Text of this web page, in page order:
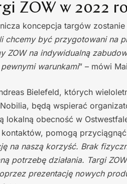
ZOW w 2022
koncepcja targów
chcemy być przygotowani na
ZOW na indywidualną
warunkami” – mówi
Bielefeld, których
będą wspierać
lokalną obecność w
pomogą
na naszą korzyść. Brak
potrzebę działania. Targi
prezentację nowych